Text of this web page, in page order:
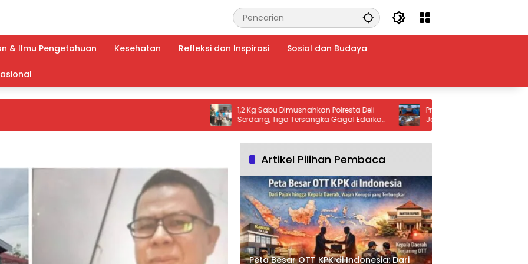
& Ilmu Pengetahuan Kesehatan Refleksi dan Inspirasi Sosial dan Budaya
1,2 Kg Sabu Dimusnahkan Polresta Deli
Serdang, Tiga Tersangka Gagal Edarkan
Ribuan Dosis Narkoba”.
Program CSR PT WHW Bantu
Jalan Provinsi
Warga Apresiasi Kepedulian
Artikel Pilihan Pembaca
Peta Besar OTT KPK di Indonesia: Dari